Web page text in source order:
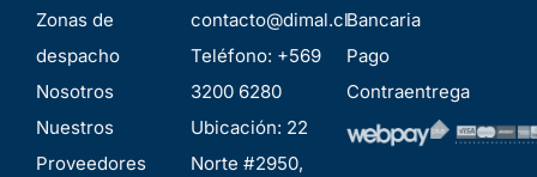
Zonas de
despacho
Nosotros
Nuestros
Proveedores
contacto@dimal.cl
Teléfono: +569
3200 6280
Ubicación: 22
Norte #2950,
Bancaria
Pago
Contraentrega